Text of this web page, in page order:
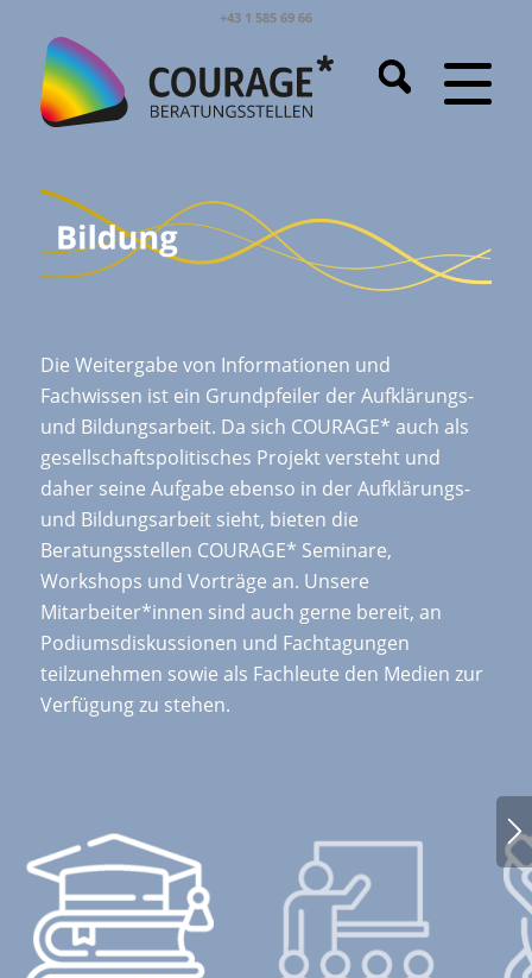
+43 1 585 69 66
Die Weitergabe von Informationen und
Fachwissen ist ein Grundpfeiler der Aufklärungs-
und Bildungsarbeit. Da sich COURAGE* auch als
gesellschaftspolitisches Projekt versteht und
daher seine Aufgabe ebenso in der Aufklärungs-
und Bildungsarbeit sieht, bieten die
Beratungsstellen COURAGE* Seminare,
Workshops und Vorträge an. Unsere
Mitarbeiter*innen sind auch gerne bereit, an
Podiumsdiskussionen und Fachtagungen
teilzunehmen sowie als Fachleute den Medien zur
Verfügung zu stehen.